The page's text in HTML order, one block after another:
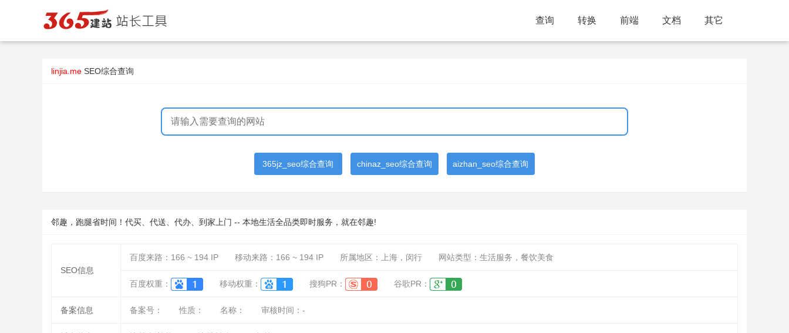
查询 转换 前端 文档 其它
linjia.me SEO综合查询
365jz_seo综合查询 chinaz_seo综合查询 aizhan_seo综合查询
邻趣，跑腿省时间！代买、代送、代办、到家上门 -- 本地生活全品类即时服务，就在邻趣!
SEO信息
百度来路： 166 ~ 194 IP 移动来路： 166 ~ 194 IP 所属地区：上海，闵行 网站类型：生活服务，餐饮美食
百度权重： 移动权重： 搜狗PR： 谷歌PR：
备案信息 备案号： 性质： 名称： 审核时间： -